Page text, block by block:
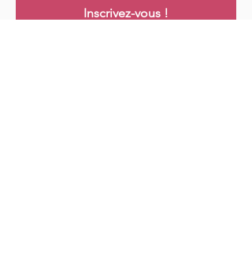
Inscrivez-vous !